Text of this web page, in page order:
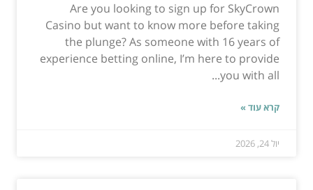
Are you looking to sign up for SkyCrown
Casino but want to know more before taking
the plunge? As someone with 16 years of
experience betting online, I’m here to provide
you with all...
קרא עוד »
יול 24, 2026